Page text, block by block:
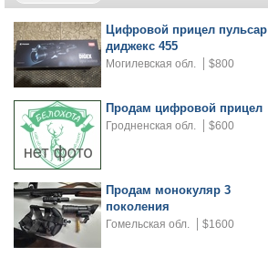
Цифровой прицел пульсар
диджекс 455
Могилевская обл. $800
Продам цифровой прицел
Гродненская обл. $600
Продам монокуляр 3
поколения
Гомельская обл. $1600